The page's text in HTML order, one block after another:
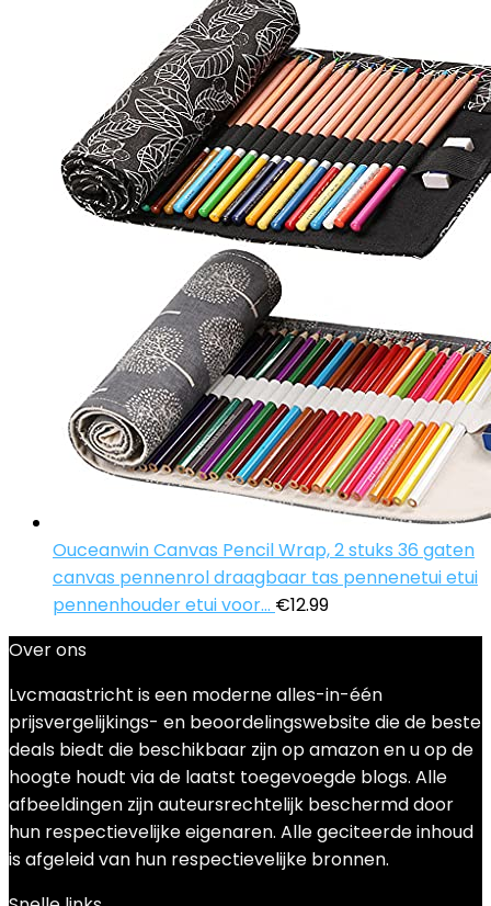
Ouceanwin Canvas Pencil Wrap, 2 stuks 36 gaten
canvas pennenrol draagbaar tas pennenetui etui
pennenhouder etui voor… €12.99
Over ons
Lvcmaastricht is een moderne alles-in-één
prijsvergelijkings- en beoordelingswebsite die de beste
deals biedt die beschikbaar zijn op amazon en u op de
hoogte houdt via de laatst toegevoegde blogs. Alle
afbeeldingen zijn auteursrechtelijk beschermd door
hun respectievelijke eigenaren. Alle geciteerde inhoud
is afgeleid van hun respectievelijke bronnen.